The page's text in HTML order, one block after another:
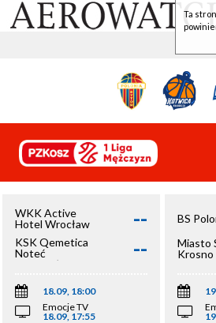
WKK Active
Hotel Wrocław
--
KSK Qemetica
Noteć
Inowrocław
--
18.09, 18:00
Emocje TV
18.09, 17:55
BS
Miasto
Krosno
Ta